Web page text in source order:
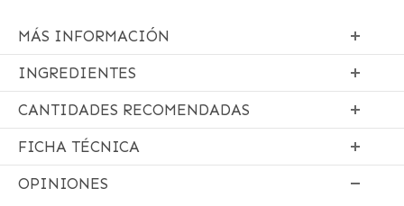
MÁS INFORMACIÓN
INGREDIENTES
CANTIDADES RECOMENDADAS
FICHA TÉCNICA
OPINIONES